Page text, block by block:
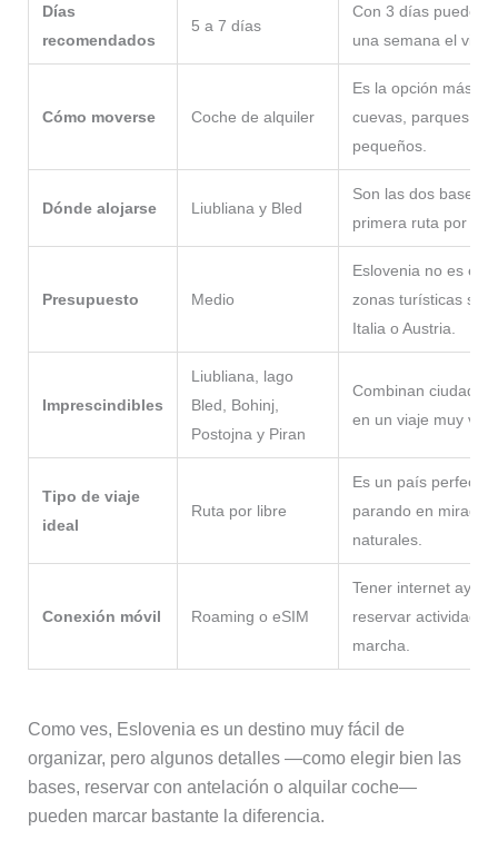
Días
recomendados
5 a 7 días
Con 3 días puedes
una semana el
Cómo moverse Coche de alquiler
Es la opción más
cuevas, parques
pequeños.
Dónde alojarse Liubliana y Bled
Son las dos bases
primera ruta por el
Presupuesto Medio
Eslovenia no es
zonas turísticas se
Italia o Austria.
Imprescindibles
Liubliana, lago
Bled, Bohinj,
Postojna y Piran
Combinan ciudad,
en un viaje muy
Tipo de viaje
ideal
Ruta por libre
Es un país perfecto
parando en
naturales.
Conexión móvil Roaming o eSIM
Tener internet
reservar
marcha.
Como ves, Eslovenia es un destino muy fácil de
organizar, pero algunos detalles —como elegir bien las
bases, reservar con antelación o alquilar coche—
pueden marcar bastante la diferencia.